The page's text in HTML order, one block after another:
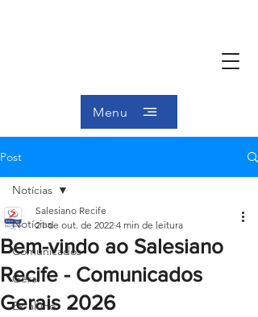
Menu
Post
Notícias
Comunicados
Geral
Ex-aluno
Notícias
Bem-vindo ao Salesiano
Recife - Comunicados
Gerais 2026
Salesiano Recife
21 de out. de 2022 4 min de leitura